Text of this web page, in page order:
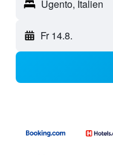
Ugento, Italien
Fr 14.8.